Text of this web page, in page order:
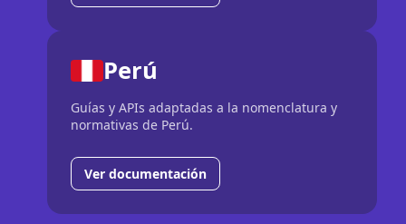
Perú
Guías y APIs adaptadas a la nomenclatura y
normativas de Perú.
Ver documentación